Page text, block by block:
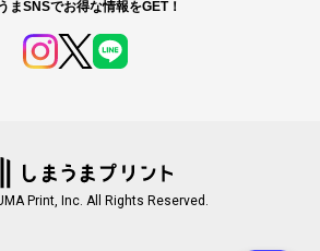
まSNSでお得な情報をGET！
Print, Inc. All Rights Reserved.